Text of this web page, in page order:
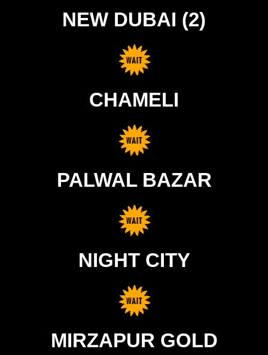
NEW DUBAI (2)
CHAMELI
PALWAL BAZAR
NIGHT CITY
MIRZAPUR GOLD